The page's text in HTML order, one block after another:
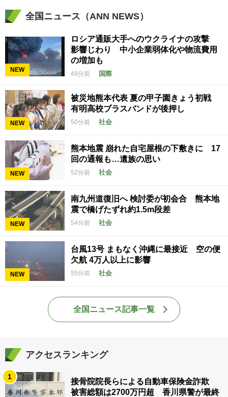
全国ニュース（ANN NEWS）
NEW
ロシア通販大手へのウクライナの攻撃
影響じわり 中小企業弱体化や物流費用
の増加も
49分前 国際
NEW
被災地熊本代表 夏の甲子園きょう初戦
有明高校ブラスバンドが後押し
50分前 社会
NEW
熊本地震 崩れた自宅屋根の下敷きに 17
回の通報も…遺族の思い
52分前 社会
NEW
南九州道復旧へ 検討委が初会合 熊本地
震で橋げたずれ約1.5m段差
54分前 社会
NEW
台風13号 まもなく沖縄に最接近 空の便
欠航 4万人以上に影響
55分前 社会
全国ニュース記事一覧
アクセスランキング
1
接骨院院長らによる自動車保険金詐欺
被害総額は2700万円超 香川県警が最終